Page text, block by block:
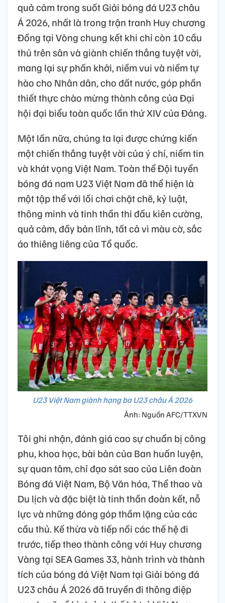
quả cảm trong suốt Giải bóng đá U23 châu
Á 2026, nhất là trong trận tranh Huy chương
Đồng tại Vòng chung kết khi chỉ còn 10 cầu
thủ trên sân và giành chiến thắng tuyệt vời,
mang lại sự phấn khởi, niềm vui và niềm tự
hào cho Nhân dân, cho đất nước, góp phần
thiết thực chào mừng thành công của Đại
hội đại biểu toàn quốc lần thứ XIV của Đảng.
Một lần nữa, chúng ta lại được chứng kiến
một chiến thắng tuyệt vời của ý chí, niềm tin
và khát vọng Việt Nam. Toàn thể Đội tuyển
bóng đá nam U23 Việt Nam đã thể hiện là
một tập thể với lối chơi chặt chẽ, kỷ luật,
thông minh và tinh thần thi đấu kiên cường,
quả cảm, đầy bản lĩnh, tất cả vì màu cờ, sắc
áo thiêng liêng của Tổ quốc.
U23 Việt Nam giành hạng ba U23 châu Á 2026
Ảnh: Nguồn AFC/TTXVN
Tôi ghi nhận, đánh giá cao sự chuẩn bị công
phu, khoa học, bài bản của Ban huấn luyện,
sự quan tâm, chỉ đạo sát sao của Liên đoàn
Bóng đá Việt Nam, Bộ Văn hóa, Thể thao và
Du lịch và đặc biệt là tinh thần đoàn kết, nỗ
lực và những đóng góp thầm lặng của các
cầu thủ. Kế thừa và tiếp nối các thế hệ đi
trước, tiếp theo thành công với Huy chương
Vàng tại SEA Games 33, hành trình và thành
tích của bóng đá Việt Nam tại Giải bóng đá
U23 châu Á 2026 đã truyền đi thông điệp